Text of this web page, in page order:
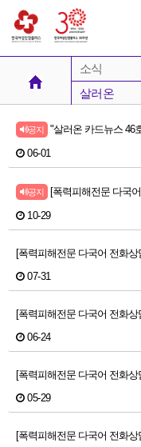
소식
살러온
성명서
공지
"살러온 카드뉴스 46
06-01
공지
[폭력피해전문 다국
10-29
[폭력피해전문 다국어 전화
07-31
[폭력피해전문 다국어 전화
06-24
[폭력피해전문 다국어 전화
05-29
[폭력피해전문 다국어 전화